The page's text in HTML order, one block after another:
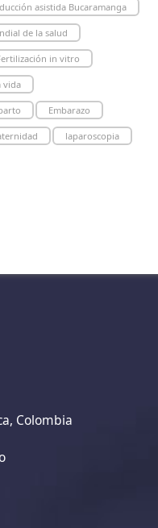
asistida Bucaramanga
de la salud
in vitro
vida
Embarazo
laparoscopia
Colombia